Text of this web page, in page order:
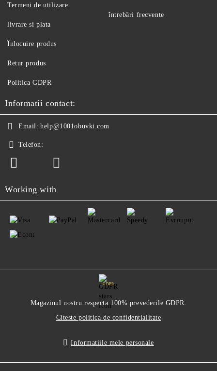
Termeni de utilizare
livrare si plata
Înlocuire produs
Retur produs
Politica GDPR
întrebări frecvente
Informatii contact:
Email: help@1001obuvki.com
Telefon:
Working with
GDPR
Magazinul nostru respecta 100% prevederile GDPR.
Citeste politica de confidentialitate
Informatiile mele personale